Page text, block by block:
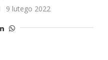
9 lutego 2022